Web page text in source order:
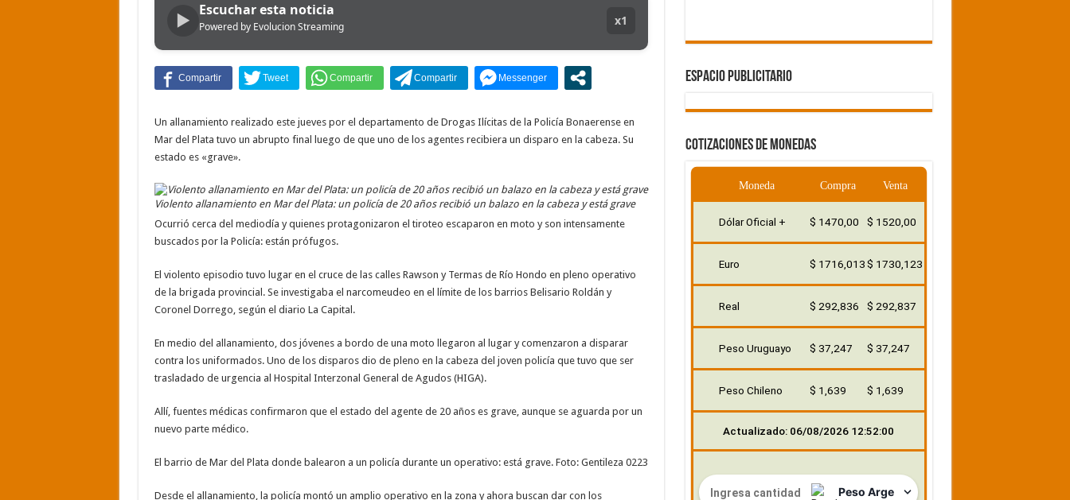
«Yo tenía mi propia droga, creo que me la habían regalado»: qué declaró Candela Arizaga ante la justicia
Juicio por Loan: un perito confirmó que había rastros del nene en los autos de dos de los acusados
▶ Escuchar esta noticia
Powered by Evolucion Streaming x1
Un allanamiento realizado este jueves por el departamento de Drogas Ilícitas de la Policía Bonaerense en
Mar del Plata tuvo un abrupto final luego de que uno de los agentes recibiera un disparo en la cabeza. Su
estado es «grave».
Violento allanamiento en Mar del Plata: un policía de 20 años recibió un balazo en la cabeza y está grave
Ocurrió cerca del mediodía y quienes protagonizaron el tiroteo escaparon en moto y son intensamente
buscados por la Policía: están prófugos.
El violento episodio tuvo lugar en el cruce de las calles Rawson y Termas de Río Hondo en pleno operativo
de la brigada provincial. Se investigaba el narcomeudeo en el límite de los barrios Belisario Roldán y
Coronel Dorrego, según el diario La Capital.
En medio del allanamiento, dos jóvenes a bordo de una moto llegaron al lugar y comenzaron a disparar
contra los uniformados. Uno de los disparos dio de pleno en la cabeza del joven policía que tuvo que ser
trasladado de urgencia al Hospital Interzonal General de Agudos (HIGA).
Allí, fuentes médicas confirmaron que el estado del agente de 20 años es grave, aunque se aguarda por un
nuevo parte médico.
El barrio de Mar del Plata donde balearon a un policía durante un operativo: está grave. Foto: Gentileza 0223
Desde el allanamiento, la policía montó un amplio operativo en la zona y ahora buscan dar con los
ESPACIO PUBLICITARIO
COTIZACIONES DE MONEDAS
Moneda Compra Venta
Dólar Oficial + $ 1470,00 $ 1520,00
Euro $ 1716,013$ 1730,123
Real $ 292,836 $ 292,837
Peso Uruguayo $ 37,247 $ 37,247
Peso Chileno $ 1,639 $ 1,639
Actualizado: 06/08/2026 12:52:00